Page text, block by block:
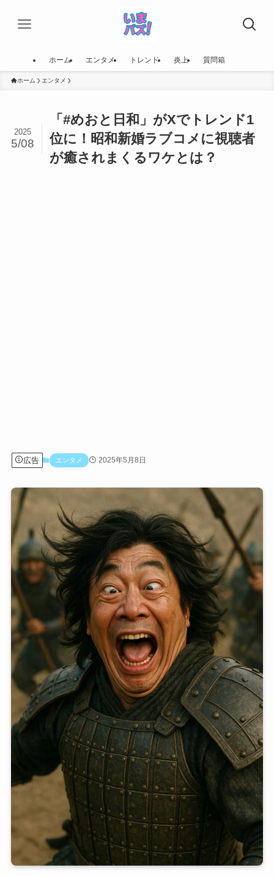
ホーム エンタメ トレンド 炎上 質問箱
ホーム エンタメ
「#めおと日和」がXでトレンド1
位に！昭和新婚ラブコメに視聴者
が癒されまくるワケとは？
2025
5/08
広告 エンタメ 2025年5月8日